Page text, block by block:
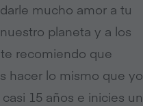
mucho amor a tu
planeta y a los
recomiendo que
hacer lo mismo que yo
15 años e inicies un